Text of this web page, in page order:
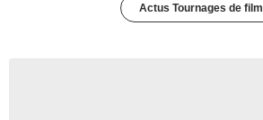
Actus Tournages de film